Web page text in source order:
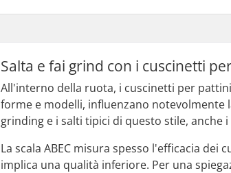
Salta e fai grind con i cuscinetti
All'interno della ruota, i cuscinetti per
forme e modelli, influenzano notevolmente
grinding e i salti tipici di questo stile,
La scala ABEC misura spesso l'efficacia
implica una qualità inferiore. Per una